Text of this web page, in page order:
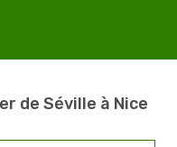
de Séville à Nice